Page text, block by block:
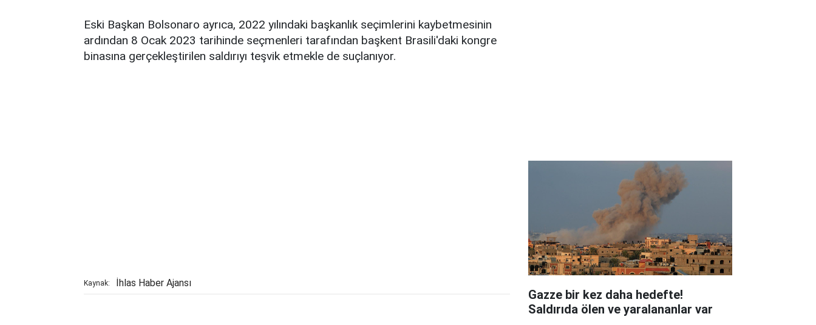
Eski Başkan Bolsonaro ayrıca, 2022 yılındaki başkanlık seçimlerini kaybetmesinin
ardından 8 Ocak 2023 tarihinde seçmenleri tarafından başkent Brasili'daki kongre
binasına gerçekleştirilen saldırıyı teşvik etmekle de suçlanıyor.
Kaynak: İhlas Haber Ajansı
Gazze bir kez daha hedefte!
Saldırıda ölen ve yaralananlar var